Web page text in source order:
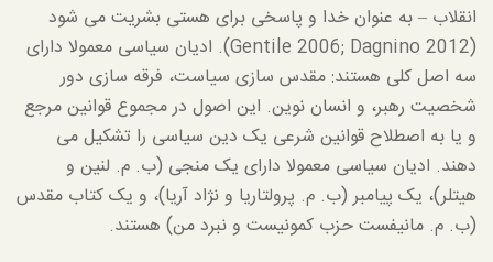
انقلاب – به عنوان خدا و پاسخی برای هستی بشریت می شود
(Gentile 2006; Dagnino 2012). ادیان سیاسی معمولا دارای
سه اصل کلی هستند: مقدس سازی سیاست، فرقه سازی دور
شخصیت رهبر، و انسان نوین. این اصول در مجموع قوانین مرجع
و یا به اصطلاح قوانین شرعی یک دین سیاسی را تشکیل می
دهند. ادیان سیاسی معمولا دارای یک منجی (ب. م. لنین و
هیتلر)، یک پیامبر (ب. م. پرولتاریا و نژاد آریا)، و یک کتاب مقدس
(ب. م. مانیفست حزب کمونیست و نبرد من) هستند.